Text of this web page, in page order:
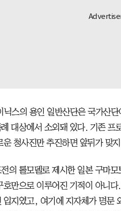
닉스의 용인 일반산단은 국가산
대상에서 소외돼 있다. 기존 프
운 청사진만 추진하면 앞뒤가 맞
의 롤모델로 제시한 일본 구마
호만으로 이루어진 기적이 아니
입지였고, 여기에 지자체가 명문